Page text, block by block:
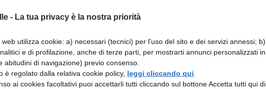
- La tua privacy è la nostra priorità
utilizza cookie: a) necessari (tecnici) per l'uso del sito e dei servizi annessi; b)
e di profilazione, anche di terze parti, per mostrarti annunci personalizzati in
abitudini di navigazione) previo consenso.
è regolato dalla relativa cookie policy, leggi cliccando qui
ai cookies facoltativi puoi accettarli tutti cliccando sul bottone Accetta tutti qui di
era il primo o fra i primi a
più
di tutto questo, pensando che dal